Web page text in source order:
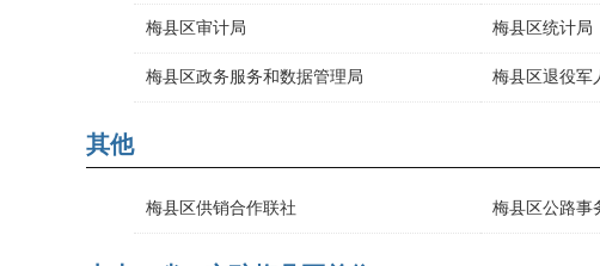
梅县区审计局 梅县区统计局
梅县区政务服务和数据管理局 梅县区退役军
其他
梅县区供销合作联社 梅县区公路事